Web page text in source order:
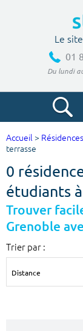
Le
01
Du lundi
Ville, école
Budget min
Surface min
Accueil >
terrasse
0
étudiants à
Trouver
Grenoble
Trier par :